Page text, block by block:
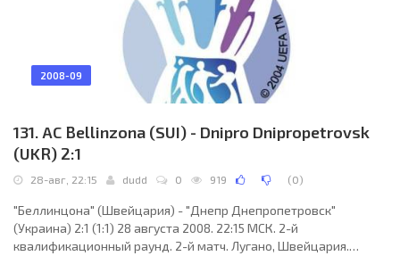
2008-09
131. AC Bellinzona (SUI) - Dnipro Dnipropetrovsk
(UKR) 2:1
28-авг, 22:15 dudd 0 919 (0)
"Беллинцона" (Швейцария) - "Днепр Днепропетровск"
(Украина) 2:1 (1:1) 28 августа 2008. 22:15 МСК. 2-й
квалификационный раунд. 2-й матч. Лугано, Швейцария.